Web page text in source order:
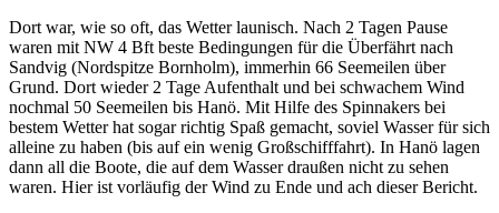
Dort war, wie so oft, das Wetter launisch. Nach 2 Tagen Pause
waren mit NW 4 Bft beste Bedingungen für die Überfährt nach
Sandvig (Nordspitze Bornholm), immerhin 66 Seemeilen über
Grund. Dort wieder 2 Tage Aufenthalt und bei schwachem Wind
nochmal 50 Seemeilen bis Hanö. Mit Hilfe des Spinnakers bei
bestem Wetter hat sogar richtig Spaß gemacht, soviel Wasser für sich
alleine zu haben (bis auf ein wenig Großschifffahrt). In Hanö lagen
dann all die Boote, die auf dem Wasser draußen nicht zu sehen
waren. Hier ist vorläufig der Wind zu Ende und ach dieser Bericht.